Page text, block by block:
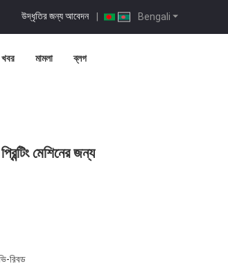
Bengali
উদ্ধৃতির জন্য আবেদন |
খবর মামলা ব্লগ
মেশিনের জন্য
রিবড